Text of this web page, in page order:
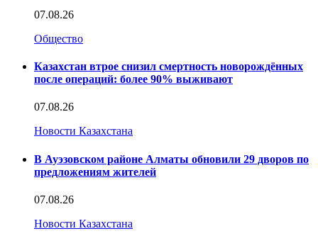
07.08.26
Общество
Казахстан втрое снизил смертность новорождённых
после операций: более 90% выживают
07.08.26
Новости Казахстана
В Ауэзовском районе Алматы обновили 29 дворов по
предложениям жителей
07.08.26
Новости Казахстана